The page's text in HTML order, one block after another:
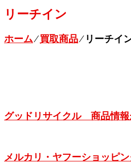
リーチイン
ホーム⁄買取商品⁄ リーチイ
グッドリサイクル 商品情報
メルカリ・ヤフーショッピ